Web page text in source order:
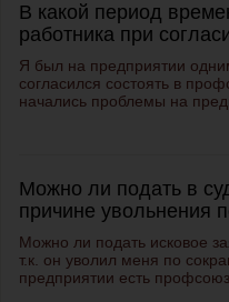
В какой период
работника при
Я был на предприятии
согласился состоять в
начались проблемы на
Можно ли подать в
причине увольнения
Можно ли подать исковое
т.к. он уволил меня по
предприятии есть